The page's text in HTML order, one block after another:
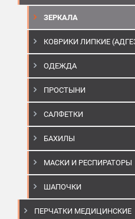
ЗЕРКАЛА
КОВРИКИ ЛИПКИЕ
ОДЕЖДА
ПРОСТЫНИ
САЛФЕТКИ
БАХИЛЫ
МАСКИ И РЕСПИРАТОРЫ
ШАПОЧКИ
ПЕРЧАТКИ МЕДИЦИНСКИЕ